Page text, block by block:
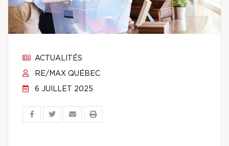
ACTUALITÉS
RE/MAX QUÉBEC
6 JUILLET 2025